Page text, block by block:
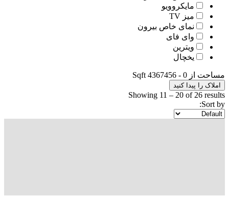
مایکروویو
میز TV
نمای خاص بیرون
وای فای
ویترین
یخچال
مساحت از 0
-
4367456
Sqft
املاک را پیدا کنید
Showing 11 – 20 of 26 results
Sort by: